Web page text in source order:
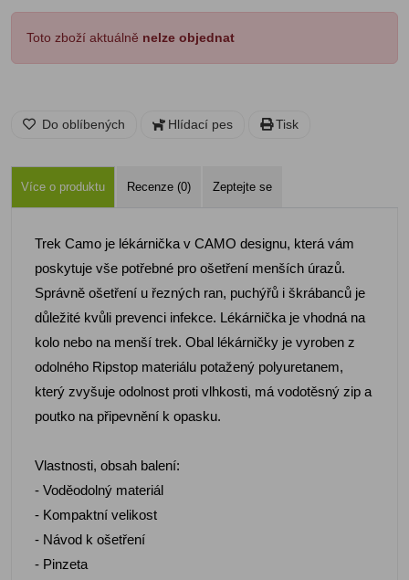
Toto zboží aktuálně nelze objednat
Do oblíbených Hlídací pes Tisk
Více o produktu Recenze (0) Zeptejte se
Trek Camo je lékárnička v CAMO designu, která vám
poskytuje vše potřebné pro ošetření menších úrazů.
Správně ošetření u řezných ran, puchýřů i škrábanců je
důležité kvůli prevenci infekce. Lékárnička je vhodná na
kolo nebo na menší trek. Obal lékárničky je vyroben z
odolného Ripstop materiálu potažený polyuretanem,
který zvyšuje odolnost proti vlhkosti, má vodotěsný zip a
poutko na připevnění k opasku.
Vlastnosti, obsah balení:
- Voděodolný materiál
- Kompaktní velikost
- Návod k ošetření
- Pinzeta